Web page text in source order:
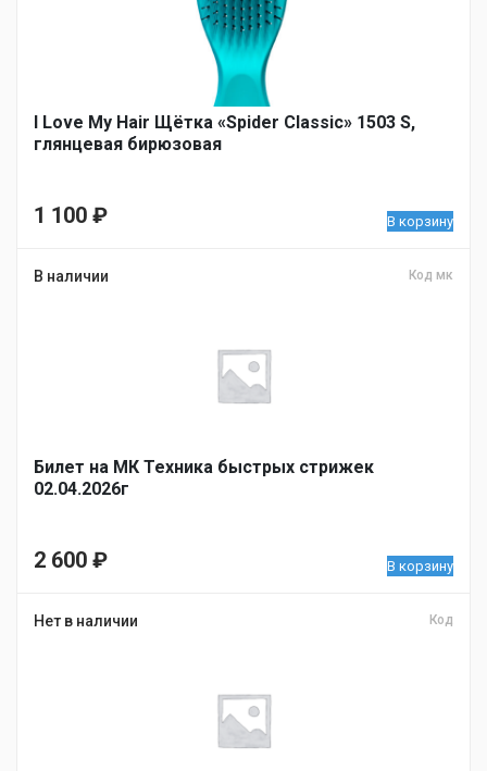
I Love My Hair Щётка «Spider Classic» 1503 S,
глянцевая бирюзовая
1 100 ₽ В корзину
В наличии Код мк
Билет на МК Техника быстрых стрижек
02.04.2026г
2 600 ₽ В корзину
Нет в наличии Код